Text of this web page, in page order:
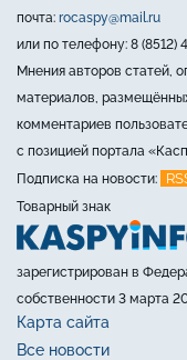
почта: rocaspy@mail.ru
или по телефону: 8 (8512)
Мнения авторов статей,
материалов,
комментариев
с позицией портала
Подписка на новости:
Товарный знак
зарегистрирован в
собственности 3 марта
Карта сайта
Все новости